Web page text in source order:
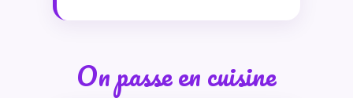
On passe en cuisine